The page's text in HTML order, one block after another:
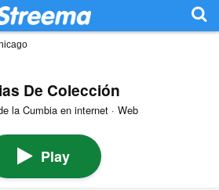
De Colección
la Cumbia en internet · Web
Play